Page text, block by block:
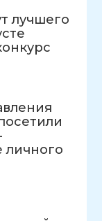
лучшего
личного